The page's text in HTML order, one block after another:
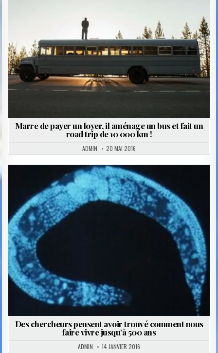
Marre de payer un loyer, il aménage un bus et fait un
road trip de 10 000 km !
ADMIN 20 MAI 2016
Posted
in
Des chercheurs pensent avoir trouvé comment nous
faire vivre jusqu’à 500 ans
ADMIN 14 JANVIER 2016